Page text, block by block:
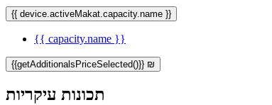
{{ device.activeMakat.capacity.name }}
{{ capacity.name }}
{{getAdditionalsPriceSelected()}} ₪
תכונות עיקריות